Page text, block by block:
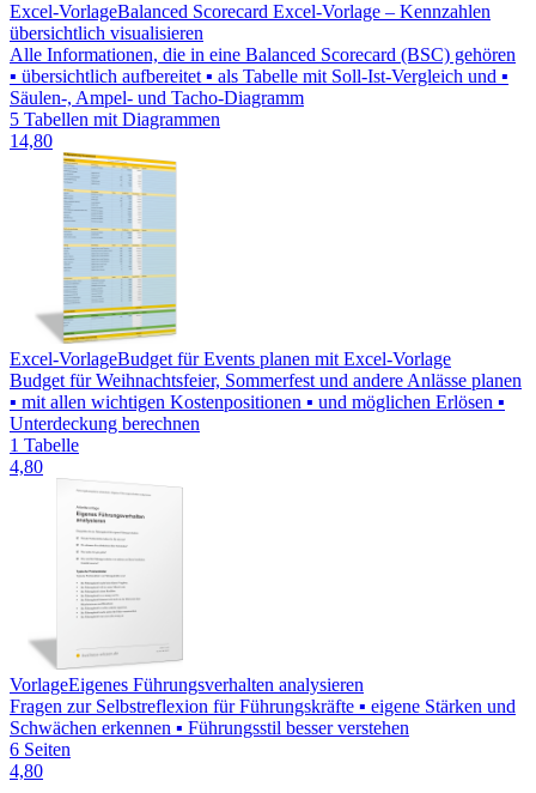
Excel-VorlageBalanced Scorecard Excel-Vorlage – Kennzahlen
übersichtlich visualisieren
Alle Informationen, die in eine Balanced Scorecard (BSC) gehören
▪ übersichtlich aufbereitet ▪ als Tabelle mit Soll-Ist-Vergleich und ▪
Säulen-, Ampel- und Tacho-Diagramm
5 Tabellen mit Diagrammen
14,80
Excel-VorlageBudget für Events planen mit Excel-Vorlage
Budget für Weihnachtsfeier, Sommerfest und andere Anlässe planen
▪ mit allen wichtigen Kostenpositionen ▪ und möglichen Erlösen ▪
Unterdeckung berechnen
1 Tabelle
4,80
VorlageEigenes Führungsverhalten analysieren
Fragen zur Selbstreflexion für Führungskräfte ▪ eigene Stärken und
Schwächen erkennen ▪ Führungsstil besser verstehen
6 Seiten
4,80